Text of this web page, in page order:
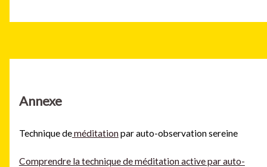
Annexe
Technique deméditationpar auto-observation sereine
Comprendre la technique de méditation active par auto-